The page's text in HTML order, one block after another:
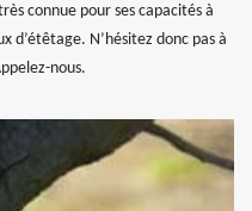
connue pour ses capacités à
d’étêtage. N’hésitez donc pas à
nous.